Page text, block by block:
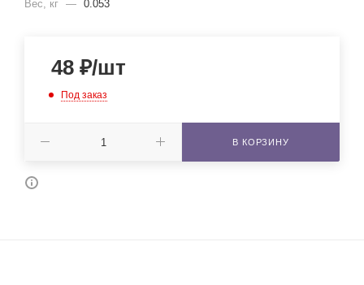
Вес, кг — 0.053
48 ₽/шт
Под заказ
В КОРЗИНУ